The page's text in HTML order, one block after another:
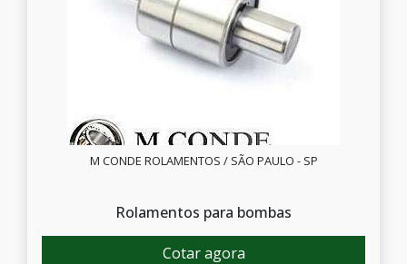
M CONDE ROLAMENTOS / SÃO PAULO - SP
Rolamentos para bombas
Cotar agora